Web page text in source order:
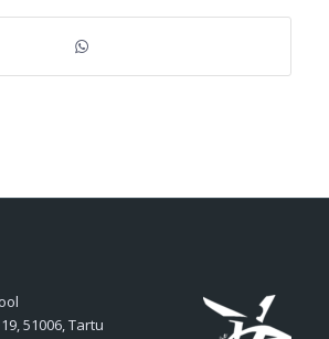
51006, Tartu